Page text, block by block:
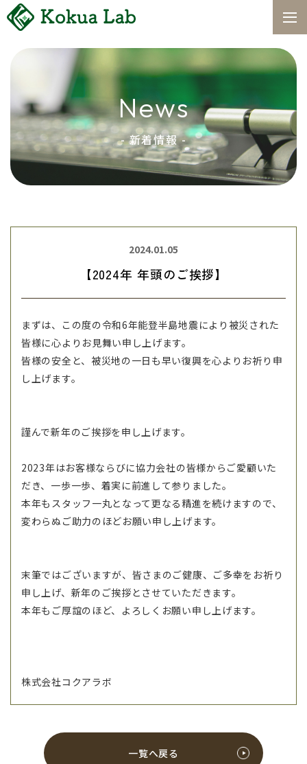
News
- 新着情報 -
2024.01.05
【2024年 年頭のご挨拶】
まずは、この度の令和6年能登半島地震により被災された
皆様に心よりお見舞い申し上げます。
皆様の安全と、被災地の一日も早い復興を心よりお祈り申
し上げます。
謹んで新年のご挨拶を申し上げます。
2023年はお客様ならびに協力会社の皆様からご愛顧いた
だき、一歩一歩、着実に前進して参りました。
本年もスタッフ一丸となって更なる精進を続けますので、
変わらぬご助力のほどお願い申し上げます。
末筆ではございますが、皆さまのご健康、ご多幸をお祈り
申し上げ、新年のご挨拶とさせていただきます。
本年もご厚誼のほど、よろしくお願い申し上げます。
株式会社コクアラボ
一覧へ戻る